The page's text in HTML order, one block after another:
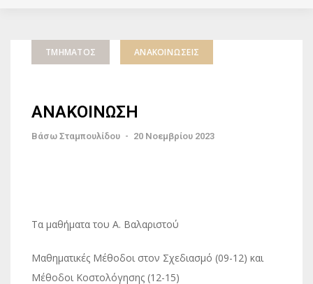
ΤΜΉΜΑΤΟΣ ΑΝΑΚΟΙΝΏΣΕΙΣ
ΑΝΑΚΟΙΝΩΣΗ
Βάσω Σταμπουλίδου - 20 Νοεμβρίου 2023
Τα μαθήματα του Α. Βαλαριστού
Μαθηματικές Μέθοδοι στον Σχεδιασμό (09-12) και
Μέθοδοι Κοστολόγησης (12-15)